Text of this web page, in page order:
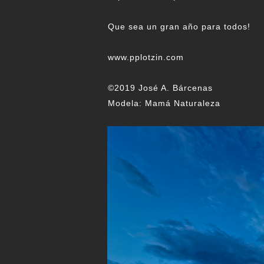
Que sea un gran año para todos!
www.pplotzin.com
©2019 José A. Bárcenas
Modela: Mamá Naturaleza